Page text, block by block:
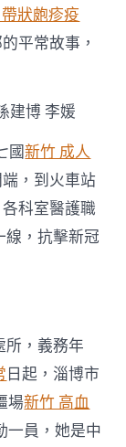
狀皰疹疫
平常故事，
建博 李媛
國新竹 成人
端，到火車站
科室醫護職
線，抗擊新冠
所，義務年
日起，淄博市
場新竹 高血
一員，她是中